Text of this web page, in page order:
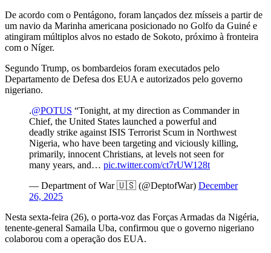
De acordo com o Pentágono, foram lançados dez mísseis a partir de
um navio da Marinha americana posicionado no Golfo da Guiné e
atingiram múltiplos alvos no estado de Sokoto, próximo à fronteira
com o Níger.
Segundo Trump, os bombardeios foram executados pelo
Departamento de Defesa dos EUA e autorizados pelo governo
nigeriano.
.@POTUS “Tonight, at my direction as Commander in
Chief, the United States launched a powerful and
deadly strike against ISIS Terrorist Scum in Northwest
Nigeria, who have been targeting and viciously killing,
primarily, innocent Christians, at levels not seen for
many years, and… pic.twitter.com/ct7rUW128t
— Department of War 🇺🇸 (@DeptofWar) December
26, 2025
Nesta sexta-feira (26), o porta-voz das Forças Armadas da Nigéria,
tenente-general Samaila Uba, confirmou que o governo nigeriano
colaborou com a operação dos EUA.